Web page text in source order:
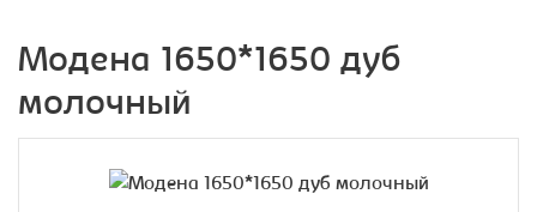
Модена 1650*1650 дуб
молочный